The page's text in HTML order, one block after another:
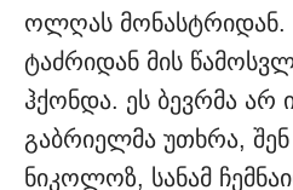
ოლღას მონასტრიდან.
ტაძრიდან მის
ჰქონდა. ეს ბევრმა არ
გაბრიელმა უთხრა, შენ
ნიკოლოზ, სანამ